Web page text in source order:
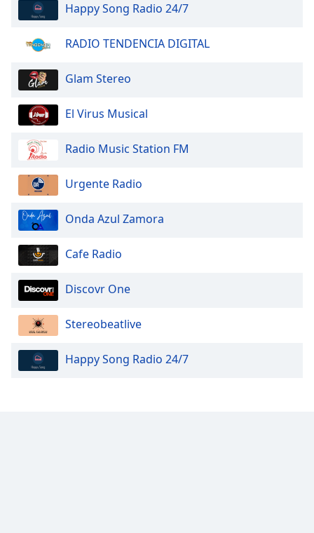
Happy Song Radio 24/7
RADIO TENDENCIA DIGITAL
Glam Stereo
El Virus Musical
Radio Music Station FM
Urgente Radio
Onda Azul Zamora
Cafe Radio
Discovr One
Stereobeatlive
Happy Song Radio 24/7